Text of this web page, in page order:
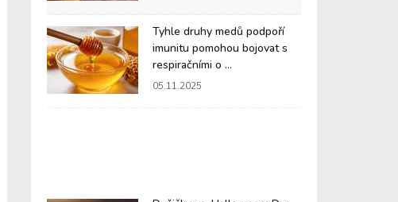
Tyhle druhy medů podpoří
imunitu pomohou bojovat s
respiračními o ...
05.11.2025